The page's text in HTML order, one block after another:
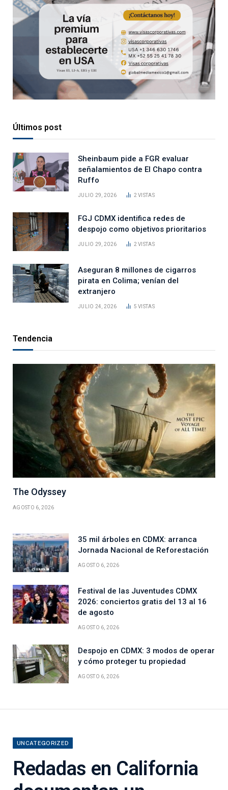
Últimos post
Sheinbaum pide a FGR evaluar
señalamientos de El Chapo contra
Ruffo
JULIO 29, 2026 2VISTAS
FGJ CDMX identifica redes de
despojo como objetivos prioritarios
JULIO 29, 2026 2VISTAS
Aseguran 8 millones de cigarros
pirata en Colima; venían del
extranjero
JULIO 24, 2026 5VISTAS
Tendencia
The Odyssey
AGOSTO 6, 2026
35 mil árboles en CDMX: arranca
Jornada Nacional de Reforestación
AGOSTO 6, 2026
Festival de las Juventudes CDMX
2026: conciertos gratis del 13 al 16
de agosto
AGOSTO 6, 2026
Despojo en CDMX: 3 modos de operar
y cómo proteger tu propiedad
AGOSTO 6, 2026
UNCATEGORIZED
Redadas en California